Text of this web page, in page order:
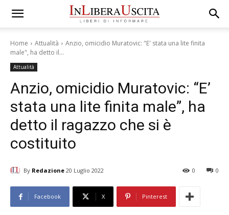
Home Attualità
Anzio, omicidio Muratovic: "E' stata una lite finita
male", ha detto il...
Attualità
Anzio, omicidio Muratovic: “E’
stata una lite finita male”, ha
detto il ragazzo che si è
costituito
By Redazione 20 Luglio 2022 0
0
Facebook X Pinterest